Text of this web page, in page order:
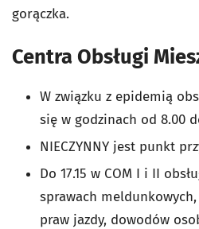
gorączka.
Centra Obsługi
W związku z epidemią
się w godzinach od 8.00
NIECZYNNY jest punkt
Do 17.15 w COM I i II
sprawach
praw jazdy, dowodów